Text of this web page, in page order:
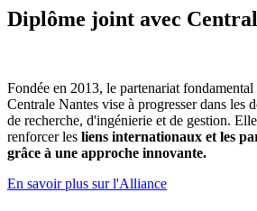
Diplôme joint avec
Fondée en 2013, le partenariat
Centrale Nantes vise à progresser dans les
de recherche, d'ingénierie et de gestion.
renforcer les liens internationaux et les
grâce à une approche innovante.
En savoir plus sur l'Alliance